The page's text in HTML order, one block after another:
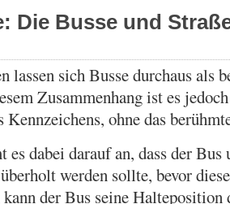
Die Busse und
lassen sich Busse durchaus als
Zusammenhang ist es
Kennzeichens, ohne das
dabei darauf an, dass der
werden sollte, bevor
der Bus seine